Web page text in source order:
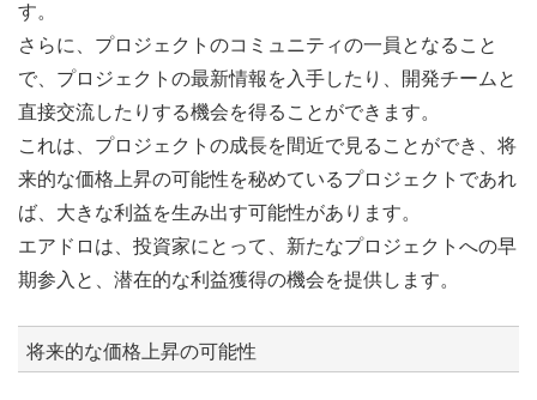
す。
さらに、プロジェクトのコミュニティの一員となること
で、プロジェクトの最新情報を入手したり、開発チームと
直接交流したりする機会を得ることができます。
これは、プロジェクトの成長を間近で見ることができ、将
来的な価格上昇の可能性を秘めているプロジェクトであれ
ば、大きな利益を生み出す可能性があります。
エアドロは、投資家にとって、新たなプロジェクトへの早
期参入と、潜在的な利益獲得の機会を提供します。
将来的な価格上昇の可能性